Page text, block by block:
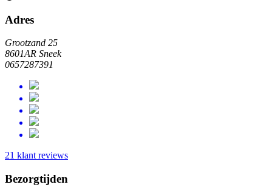
Adres
Grootzand 25
8601AR Sneek
0657287391
21 klant reviews
Bezorgtijden